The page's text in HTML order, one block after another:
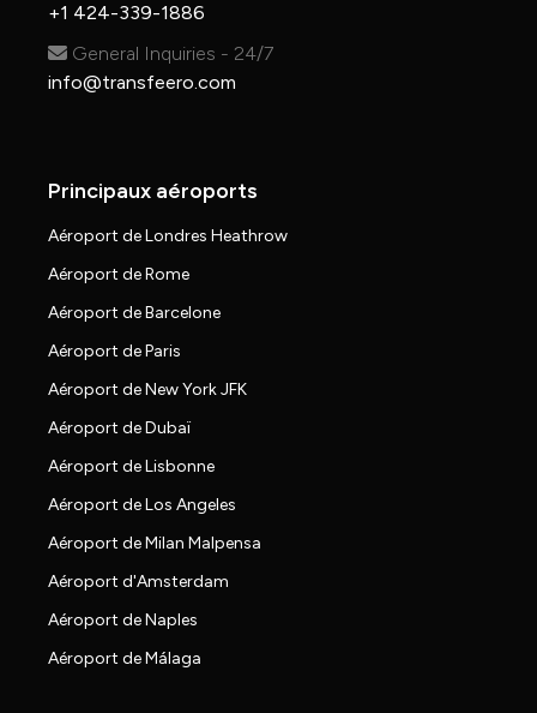
+1 424-339-1886
General Inquiries - 24/7
info@transfeero.com
Principaux aéroports
Aéroport de Londres Heathrow
Aéroport de Rome
Aéroport de Barcelone
Aéroport de Paris
Aéroport de New York JFK
Aéroport de Dubaï
Aéroport de Lisbonne
Aéroport de Los Angeles
Aéroport de Milan Malpensa
Aéroport d'Amsterdam
Aéroport de Naples
Aéroport de Málaga